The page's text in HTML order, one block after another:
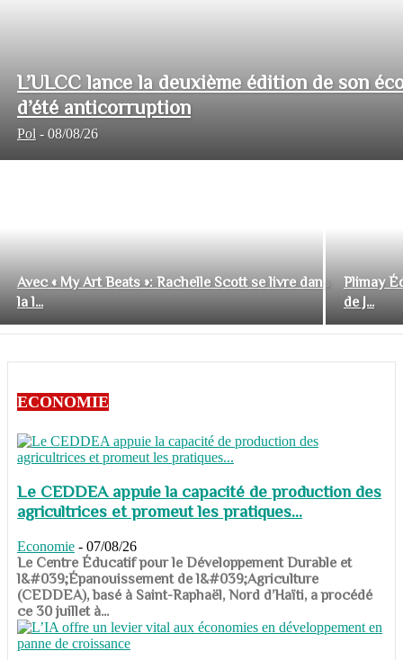
L’ULCC lance la deuxième édition de son
d’été anticorruption
Pol - 08/08/26
Avec « My Art Beats »: Rachelle Scott se livre dans
la l...
Plimay
de J...
ECONOMIE
Le CEDDEA appuie la capacité de production des
agricultrices et promeut les pratiques...
Economie - 07/08/26
​​​​​​​Le Centre Éducatif pour le Développement Durable et
l&#039;Épanouissement de l&#039;Agriculture
(CEDDEA), basé à Saint-Raphaël, Nord d’Haïti, a procédé
ce 30 juillet à...